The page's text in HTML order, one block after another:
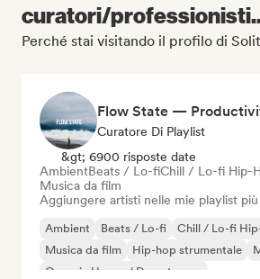
curatori/
Perché stai visitando il profilo di
Curatore Di Playlist
&gt; 6900 risposte date
AmbientBeats / Lo-fiChill / Lo-fi Hip-
Musica da film
Aggiungere artisti nelle mie playlist
Ambient Beats / Lo-fi Chill / Lo-fi
Musica da film
Hip-hop strumentale
Organic House / Downtempo